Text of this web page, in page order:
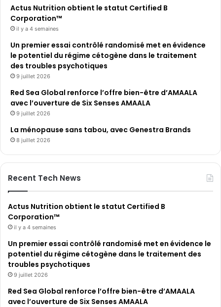
Actus Nutrition obtient le statut Certified B
Corporation™
il y a 4 semaines
Un premier essai contrôlé randomisé met en évidence
le potentiel du régime cétogène dans le traitement
des troubles psychotiques
9 juillet 2026
Red Sea Global renforce l’offre bien-être d’AMAALA
avec l’ouverture de Six Senses AMAALA
9 juillet 2026
La ménopause sans tabou, avec Genestra Brands
8 juillet 2026
Recent Tech News
Actus Nutrition obtient le statut Certified B
Corporation™
il y a 4 semaines
Un premier essai contrôlé randomisé met en évidence le
potentiel du régime cétogène dans le traitement des
troubles psychotiques
9 juillet 2026
Red Sea Global renforce l’offre bien-être d’AMAALA
avec l’ouverture de Six Senses AMAALA